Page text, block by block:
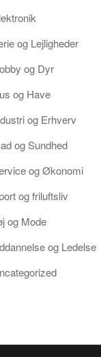
og Lejligheder
og Dyr
og Have
og Erhverv
og Sundhed
og Økonomi
og friluftsliv
og Mode
og Ledelse